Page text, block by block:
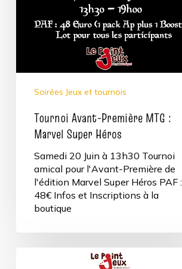
Soirées Jeux et tournois
Tournoi Avant-Première MTG :
Marvel Super Héros
Samedi 20 Juin à 13h30 Tournoi
amical pour l'Avant-Première de
l'édition Marvel Super Héros PAF :
48€ Infos et Inscriptions à la
boutique